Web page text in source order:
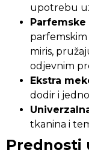
upotrebu
miris,
odjevnim
Ekstra
dodir i
tkanina i
Prednosti